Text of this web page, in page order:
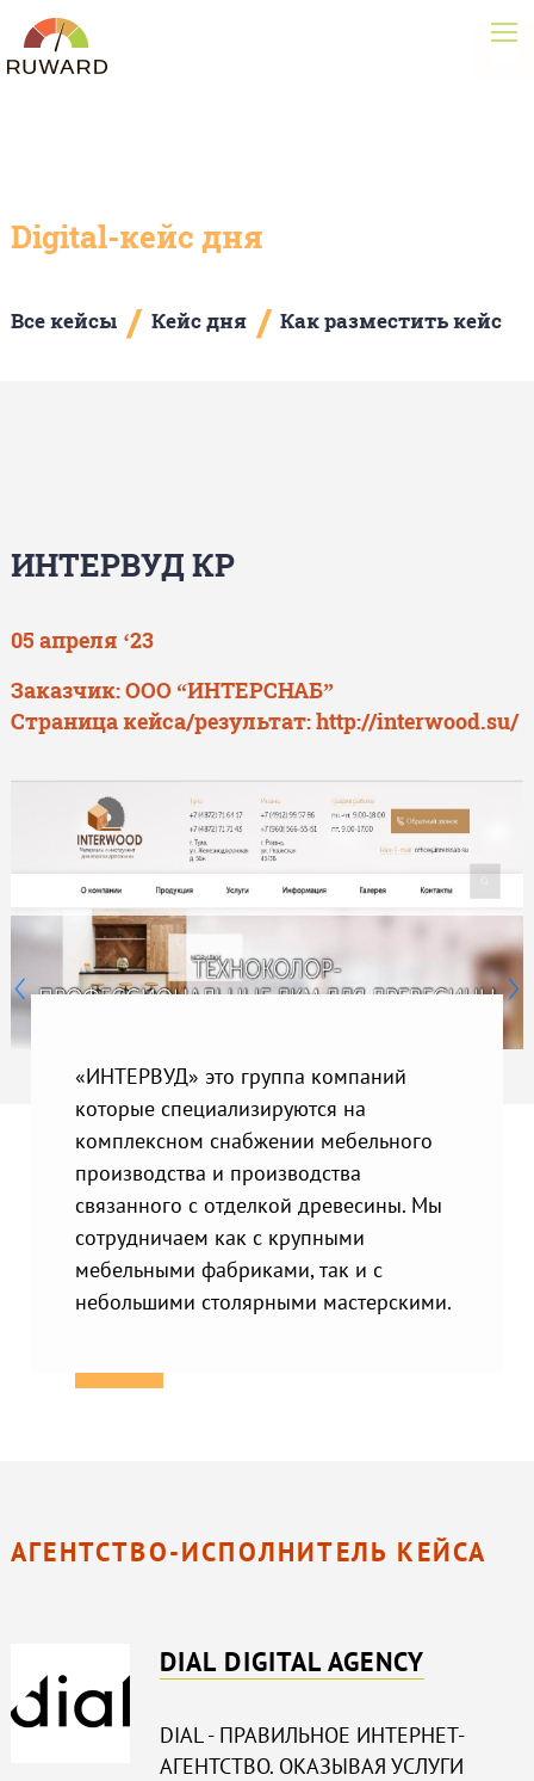
Digital-кейс дня
Все кейсы / Кейс дня / Как разместить кейс
ИНТЕРВУД КР
05 апреля ‘23
Заказчик: ООО “ИНТЕРСНАБ”
Страница кейса/результат:http://interwood.su/
«ИНТЕРВУД» это группа компаний
которые специализируются на
комплексном снабжении мебельного
производства и производства
связанного с отделкой древесины. Мы
сотрудничаем как с крупными
мебельными фабриками, так и с
небольшими столярными мастерскими.
АГЕНТСТВО-ИСПОЛНИТЕЛЬ КЕЙСА
DIAL DIGITAL AGENCY
DIAL - ПРАВИЛЬНОЕ ИНТЕРНЕТ-
АГЕНТСТВО. ОКАЗЫВАЯ УСЛУГИ